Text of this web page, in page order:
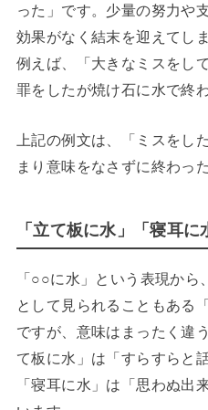
った」です。少量の努力や
効果がなく結末を迎えてし
例えば、「大きなミスをし
罪をしたが焼け石に水で終
上記の例文は、「ミスをし
まり意味をなさずに終わっ
「立て板に水」「寝耳に
「○○に水」という表現か
として見られることもある
ですが、意味はまったく違
て板に水」は「すらすらと
「寝耳に水」は「思わぬ出